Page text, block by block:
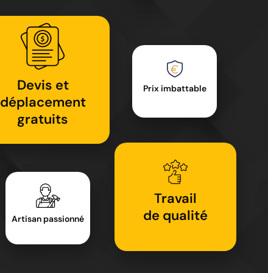
Devis et
déplacement
gratuits
Artisan passionné
Prix imbattable
Travail
de qualité